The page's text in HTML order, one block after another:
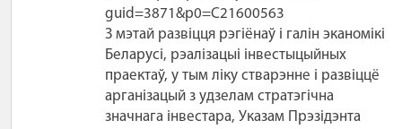
guid=3871&p0=C21600563
З мэтай развіцця рэгіёнаў і галін эканомікі
Беларусі, рэалізацыі інвестыцыйных
праектаў, у тым ліку стварэнне і развіццё
арганізацый з удзелам стратэгічна
значнага інвестара, Указам Прэзідэнта